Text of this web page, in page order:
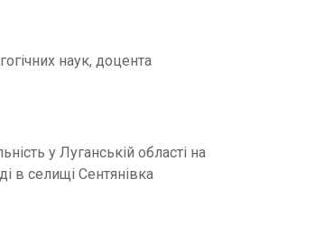
наук, доцента
у Луганській області на
в селищі Сентянівка